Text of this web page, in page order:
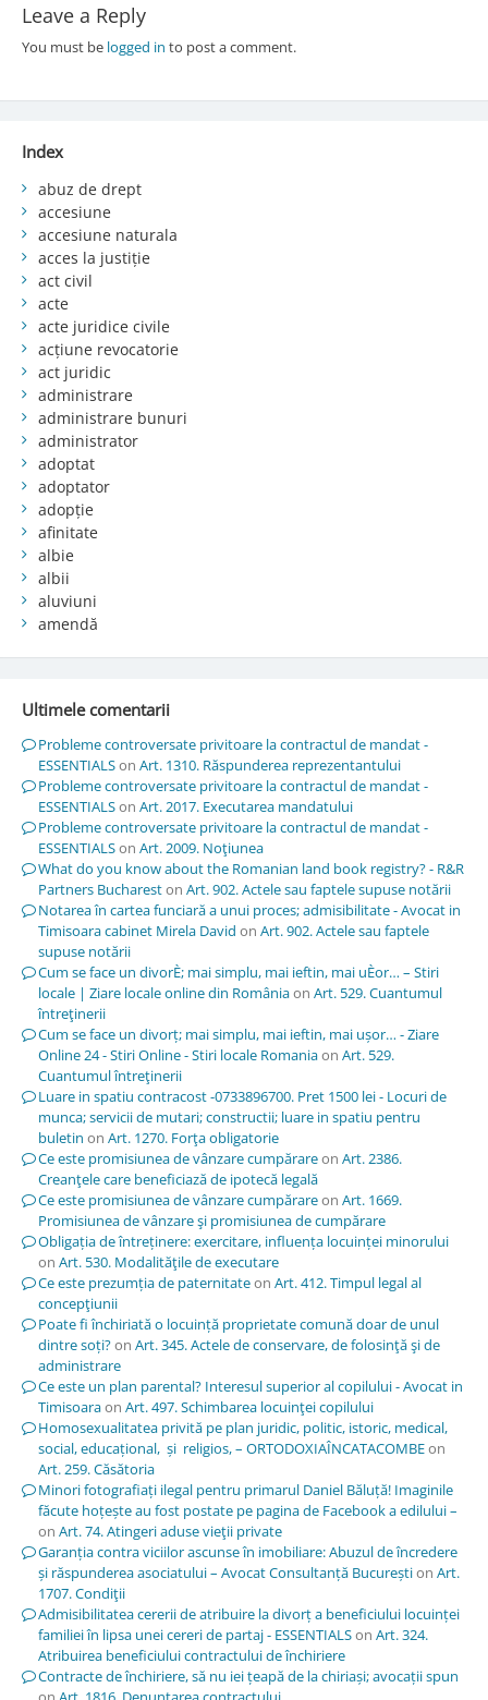
Leave a Reply
You must be logged in to post a comment.
Index
abuz de drept
accesiune
accesiune naturala
acces la justiție
act civil
acte
acte juridice civile
acțiune revocatorie
act juridic
administrare
administrare bunuri
administrator
adoptat
adoptator
adopție
afinitate
albie
albii
aluviuni
amendă
Ultimele comentarii
Probleme controversate privitoare la contractul de mandat -
ESSENTIALSon Art. 1310. Răspunderea reprezentantului
Probleme controversate privitoare la contractul de mandat -
ESSENTIALSon Art. 2017. Executarea mandatului
Probleme controversate privitoare la contractul de mandat -
ESSENTIALSon Art. 2009. Noţiunea
What do you know about the Romanian land book registry? - R&R
Partners Buchareston Art. 902. Actele sau faptele supuse notării
Notarea în cartea funciară a unui proces; admisibilitate - Avocat in
Timisoara cabinet Mirela David on Art. 902. Actele sau faptele
supuse notării
Cum se face un divorÈ; mai simplu, mai ieftin, mai uÈor… – Stiri
locale | Ziare locale online din Româniaon Art. 529. Cuantumul
întreţinerii
Cum se face un divorț; mai simplu, mai ieftin, mai ușor… - Ziare
Online 24 - Stiri Online - Stiri locale Romaniaon Art. 529.
Cuantumul întreţinerii
Luare in spatiu contracost -0733896700. Pret 1500 lei - Locuri de
munca; servicii de mutari; constructii; luare in spatiu pentru
buletin on Art. 1270. Forţa obligatorie
Ce este promisiunea de vânzare cumpărareon Art. 2386.
Creanţele care beneficiază de ipotecă legală
Ce este promisiunea de vânzare cumpărareon Art. 1669.
Promisiunea de vânzare şi promisiunea de cumpărare
Obligația de întreținere: exercitare, influența locuinței minorului
on Art. 530. Modalităţile de executare
Ce este prezumția de paternitateon Art. 412. Timpul legal al
concepţiunii
Poate fi închiriată o locuință proprietate comună doar de unul
dintre soți?on Art. 345. Actele de conservare, de folosinţă şi de
administrare
Ce este un plan parental? Interesul superior al copilului - Avocat in
Timisoaraon Art. 497. Schimbarea locuinţei copilului
Homosexualitatea privită pe plan juridic, politic, istoric, medical,
social, educațional, și religios, – ORTODOXIAÎNCATACOMBEon
Art. 259. Căsătoria
Minori fotografiați ilegal pentru primarul Daniel Băluță! Imaginile
făcute hoțește au fost postate pe pagina de Facebook a edilului –
on Art. 74. Atingeri aduse vieţii private
Garanția contra viciilor ascunse în imobiliare: Abuzul de încredere
și răspunderea asociatului – Avocat Consultanță Bucureștion Art.
1707. Condiţii
Admisibilitatea cererii de atribuire la divorț a beneficiului locuinței
familiei în lipsa unei cereri de partaj - ESSENTIALSon Art. 324.
Atribuirea beneficiului contractului de închiriere
Contracte de închiriere, să nu iei țeapă de la chiriași; avocații spun